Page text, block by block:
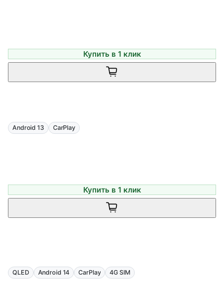
Купить в 1 клик
Android 13 CarPlay
Купить в 1 клик
QLED Android 14 CarPlay 4G SIM